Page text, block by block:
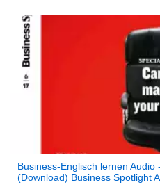
Business-Englisch lernen
(Download) Business Spotlight